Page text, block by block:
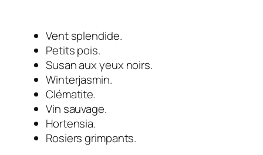
Vent splendide.
Petits pois.
Susan aux yeux noirs.
Winterjasmin.
Clématite.
Vin sauvage.
Hortensia.
Rosiers grimpants.